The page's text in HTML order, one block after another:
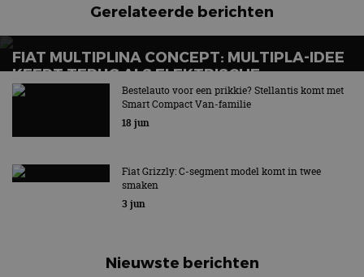
Gerelateerde berichten
FIAT MULTIPLINA CONCEPT: MULTIPLA-IDEE
KEERT TERUG ALS ELEKTRISCHE
VIERZITTER
Een geinig karretje
Bestelauto voor een prikkie? Stellantis komt met
Smart Compact Van-familie
18 jun
Fiat Grizzly: C-segment model komt in twee
smaken
3 jun
Nieuwste berichten